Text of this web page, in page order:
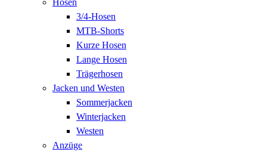
3/4-Hosen
MTB-Shorts
Kurze Hosen
Lange Hosen
Trägerhosen
Jacken und Westen
Sommerjacken
Winterjacken
Westen
Anzüge